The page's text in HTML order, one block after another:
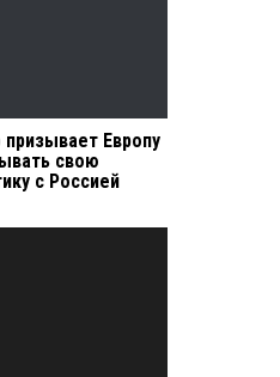
Европу
свою
с Россией